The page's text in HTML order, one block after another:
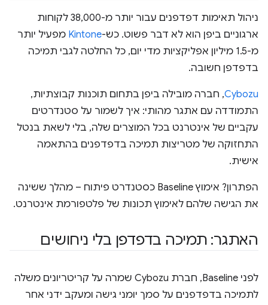
ניהול תאימות דפדפנים עבור יותר מ-38,000 לקוחות
ארגוניים ביפן הוא לא דבר פשוט. כש-Kintone מפעיל יותר
מ-1.5 מיליון אפליקציות מדי יום, כל החלטה לגבי תמיכה
בדפדפן חשובה.
Cybozu, חברה מובילה ביפן בתחום תוכנות קבוצתיות,
התמודדה עם אתגר מהותי: איך לשמור על סטנדרטים
עקביים של אינטרנט בכל המוצרים שלה, בלי לשאת בנטל
התחזוקה של מטריצות תמיכה בדפדפנים בהתאמה
אישית.
הפתרון? אימוץ Baseline כסטנדרט פיתוח – מהלך ששינה
את הגישה שלהם לאימוץ תכונות של פלטפורמת אינטרנט.
האתגר: תמיכה בדפדפן בלי ניחושים
לפני Baseline, חברת Cybozu שמרה על קריטריונים משלה
לתמיכה בדפדפנים על סמך יומני גישה ומעקב ידני אחר